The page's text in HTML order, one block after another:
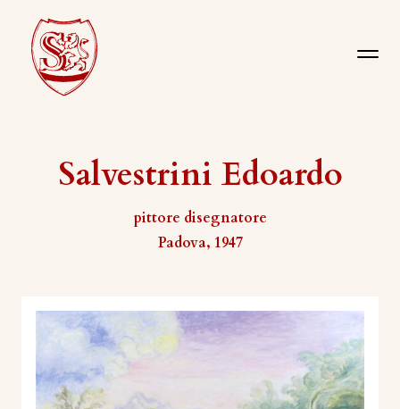
Salvestrini Edoardo
pittore disegnatore
Padova, 1947